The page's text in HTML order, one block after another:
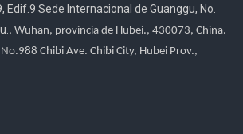
Edif.9 Sede Internacional de Guanggu, No.
, Wuhan, provincia de Hubei., 430073, China.
Chibi Ave. Chibi City, Hubei Prov.,